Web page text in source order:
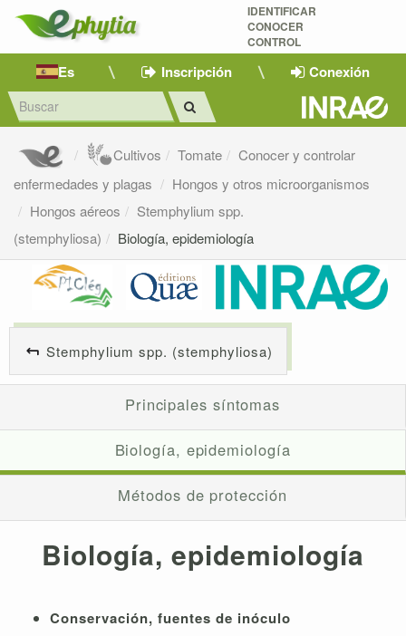
IDENTIFICAR
CONOCER
CONTROL
Es Inscripción Conexión
Cultivos Tomate
Conocer y controlar
enfermedades y plagas
Hongos y otros microorganismos
Hongos aéreos
Stemphylium spp.
(stemphyliosa)
Biología, epidemiología
Stemphylium spp. (stemphyliosa)
Principales síntomas
Biología, epidemiología
Métodos de protección
Biología, epidemiología
Conservación, fuentes de inóculo